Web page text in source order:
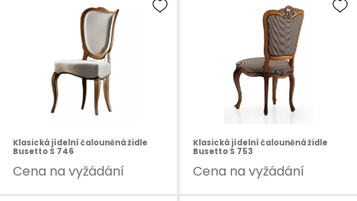
Klasická jídelní čalouněná židle
Busetto S 746
Cena na vyžádání
Klasická jídelní čalouněná židle
Busetto S 753
Cena na vyžádání